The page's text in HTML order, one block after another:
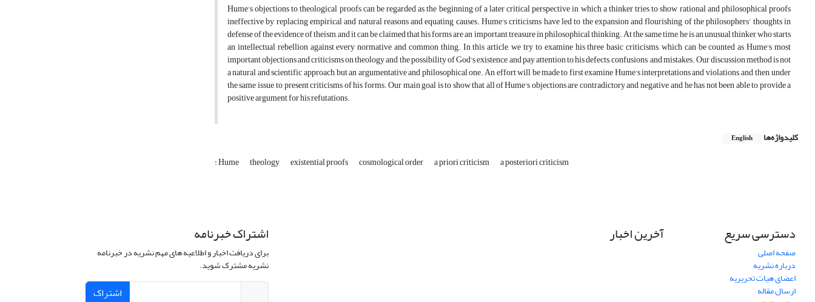
Hume's objections to theological proofs can be regarded as the beginning of a later critical perspective in which a thinker tries to show rational and philosophical proofs
ineffective by replacing empirical and natural reasons and equating causes. Hume's criticisms have led to the expansion and flourishing of the philosophers' thoughts in
defense of the evidence of theism, and it can be claimed that his forms are an important treasure in philosophical thinking. At the same time, he is an unusual thinker who starts
an intellectual rebellion against every normative and common thing. In this article, we try to examine his three basic criticisms, which can be counted as Hume's most
important objections and criticisms on theology and the possibility of God's existence, and pay attention to his defects, confusions, and mistakes. Our discussion method is not
a natural and scientific approach, but an argumentative and philosophical one. An effort will be made to first examine Hume's interpretations and violations, and then, under
the same issue, to present criticisms of his forms. Our main goal is to show that all of Hume's objections are contradictory and negative, and he has not been able to provide a
positive argument for his refutations.
کلیدواژه‌ها English
: Hume theology existential proofs cosmological order a priori criticism a posteriori criticism
دسترسی سریع
صفحه اصلی
درباره نشریه
اعضای هیات تحریریه
ارسال مقاله
آخرین اخبار اشتراک خبرنامه
برای دریافت اخبار و اطلاعیه های مهم نشریه در خبرنامه
نشریه مشترک شوید.
اشتراک